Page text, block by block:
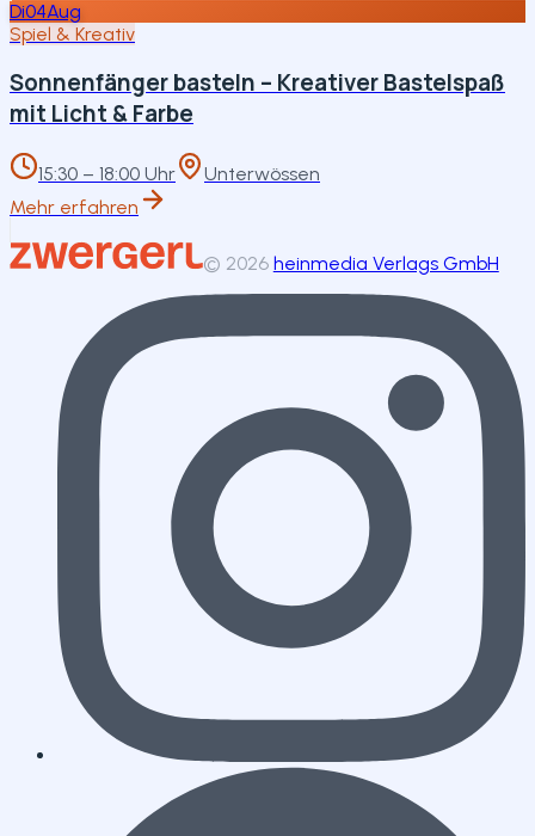
Di04Aug
Spiel & Kreativ
Sonnenfänger basteln – Kreativer Bastelspaß
mit Licht & Farbe
15:30 – 18:00 Uhr
Unterwössen
Mehr erfahren
© 2026 heinmedia Verlags GmbH